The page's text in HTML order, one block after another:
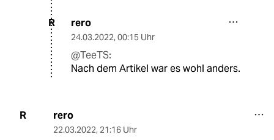
R rero
24.03.2022, 00:15 Uhr
@TeeTS:
Nach dem Artikel war es wohl anders.
R rero
22.03.2022, 21:16 Uhr